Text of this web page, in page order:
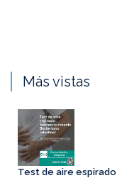
Más vistas
Test de aire espirado